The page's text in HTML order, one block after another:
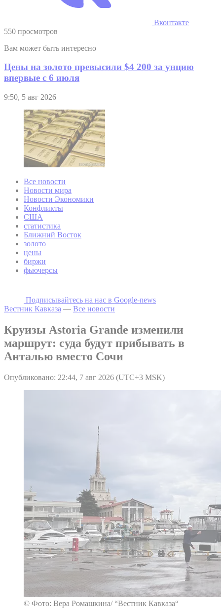
Вконтакте
550 просмотров
Вам может быть интересно
Цены на золото превысили $4 200 за унцию
впервые с 6 июля
9:50, 5 авг 2026
Все новости
Новости мира
Новости Экономики
Конфликты
США
статистика
Ближний Восток
золото
цены
биржи
фьючерсы
Подписывайтесь на наc в Google-news
Вестник Кавказа — Все новости
Круизы Astoria Grande изменили
маршрут: суда будут прибывать в
Анталью вместо Сочи
Опубликовано: 22:44, 7 авг 2026 (UTC+3 MSK)
© Фото: Вера Ромашкина/ “Вестник Кавказа“